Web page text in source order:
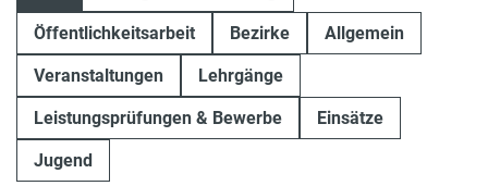
Öffentlichkeitsarbeit Bezirke Allgemein
Veranstaltungen Lehrgänge
Leistungsprüfungen & Bewerbe Einsätze
Jugend